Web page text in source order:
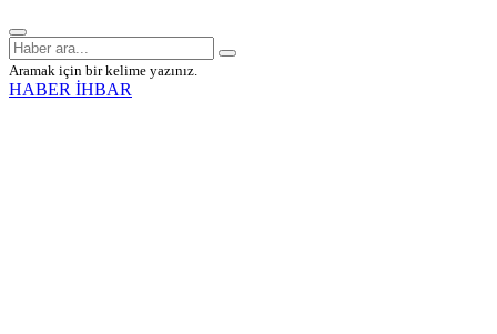
Aramak için bir kelime yazınız.
HABER İHBAR